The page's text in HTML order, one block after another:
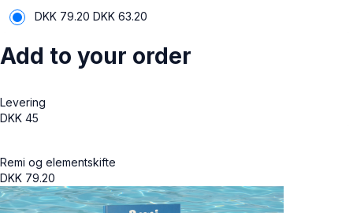
DKK 79.20 DKK 63.20
Add to your order
Levering
DKK 45
Remi og elementskifte
DKK 79.20